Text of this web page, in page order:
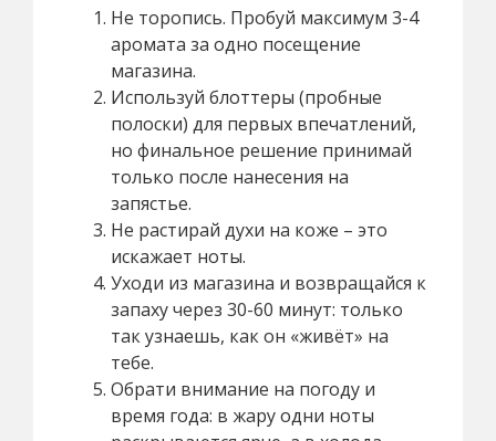
Не торопись. Пробуй максимум 3-4
аромата за одно посещение
магазина.
Используй блоттеры (пробные
полоски) для первых впечатлений,
но финальное решение принимай
только после нанесения на
запястье.
Не растирай духи на коже – это
искажает ноты.
Уходи из магазина и возвращайся к
запаху через 30-60 минут: только
так узнаешь, как он «живёт» на
тебе.
Обрати внимание на погоду и
время года: в жару одни ноты